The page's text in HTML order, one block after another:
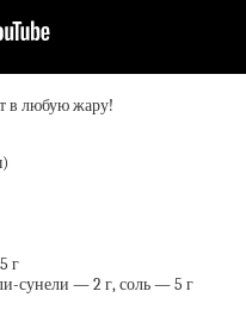
в любую жару!
г
сунели — 2 г, соль — 5 г